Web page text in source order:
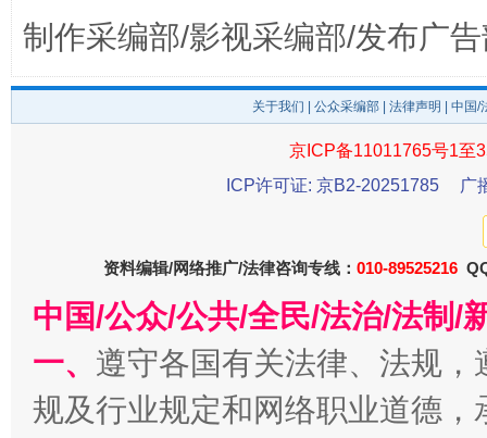
东山县通报“牛蛙产品抗生素超标问题” 法
制作采编部/影视采编部/发布广
关于我们 公众采编部 法律声明 | 中国
京ICP备11011765号1至
ICP许可证: 京B2-20251785
广
资料编辑/网络推广/法律咨询专线： 010-89525216
中国/公众/公共/全民/法治/法制/
一、 遵守各国有关法律、法规
规及行业规定和网络职业道德